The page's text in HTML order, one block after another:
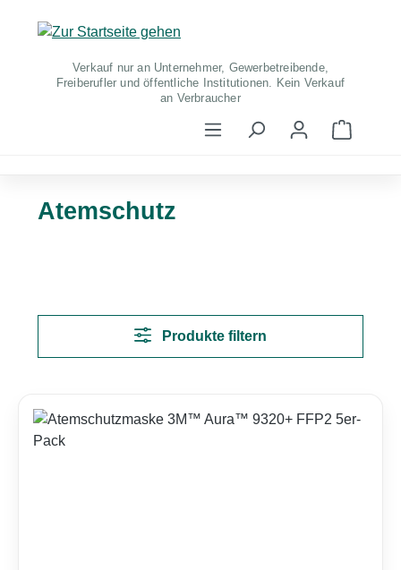
Zum Hauptinhalt springen
Verkauf nur an Unternehmer, Gewerbetreibende,
Freiberufler und öffentliche Institutionen. Kein Verkauf
an Verbraucher
Atemschutz
Produkte filtern